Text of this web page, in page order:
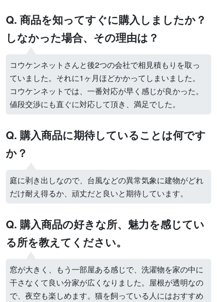
Q. 商品を知ってすぐに購入しましたか？
しなかった場合、その理由は？
コウケンネットさんと後2つの会社で相見積もりを取っ
ていました。それに1ヶ月ほどかかってしまいました。
コウケンネットでは、一番対応が早く感じが良かった。
値段交渉にも直ぐに対応して頂き、満足でした。
Q. 購入商品に期待していることは何です
か？
庭に剥き出しなので、台風などの異常気象に建物がどれ
だけ耐え得るか、頑丈だと良いと期待しています。
Q. 購入商品の好きな所、魅力を感じてい
る所を教えてください。
窓が大きく、もう一部屋ある感じで、洗濯物を家の中に
干さなくて良い分家が広くなりました。屋根が透明なの
で、夜空も楽しめます。猫を飼っている人にはおすすめ